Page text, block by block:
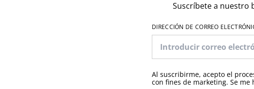
Suscríbete a nuestro
DIRECCIÓN DE CORREO
Al suscribirme, acepto el
con fines de marketing. Se